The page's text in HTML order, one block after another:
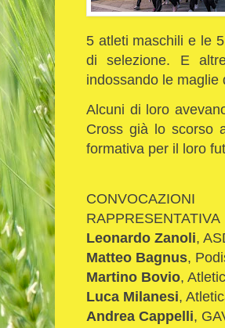
5 atleti maschili e le
di selezione. E
indossando le
Alcuni di loro
Cross già lo scorso
formativa per il loro
CONVOCAZIONI
RAPPRESENTATIVA
Leonardo Zanoli,
Matteo Bagnus,
Martino Bovio,
Luca Milanesi,
Andrea Cappelli,